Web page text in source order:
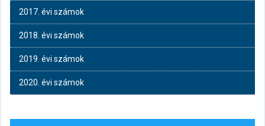
2017. évi számok
2018. évi számok
2019. évi számok
2020. évi számok